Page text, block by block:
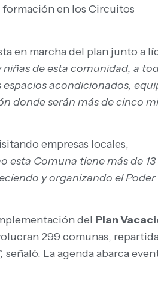
formación en los Circuitos
en marcha del plan junto a
niñas de esta comunidad, a
acondicionados,
donde serán más de cinco
empresas locales,
esta Comuna tiene más de
y organizando el Poder
del Plan
299 comunas,
señaló. La agenda abarca